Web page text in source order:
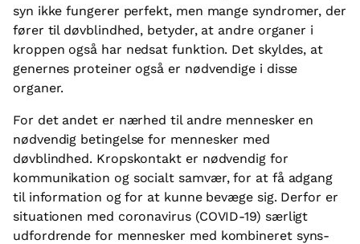
syn ikke fungerer perfekt, men mange syndromer, der
fører til døvblindhed, betyder, at andre organer i
kroppen også har nedsat funktion. Det skyldes, at
genernes proteiner også er nødvendige i disse
organer.
For det andet er nærhed til andre mennesker en
nødvendig betingelse for mennesker med
døvblindhed. Kropskontakt er nødvendig for
kommunikation og socialt samvær, for at få adgang
til information og for at kunne bevæge sig. Derfor er
situationen med coronavirus (COVID-19) særligt
udfordrende for mennesker med kombineret syns-